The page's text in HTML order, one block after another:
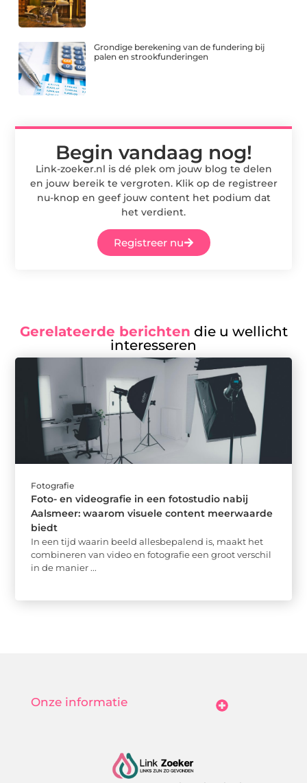
Grondige berekening van de fundering bij
palen en strookfunderingen
Begin vandaag nog!
Link-zoeker.nl is dé plek om jouw blog te delen
en jouw bereik te vergroten. Klik op de registreer
nu-knop en geef jouw content het podium dat
het verdient.
Registreer nu
Gerelateerde berichten die u wellicht
interesseren
Fotografie
Foto- en videografie in een fotostudio nabij
Aalsmeer: waarom visuele content meerwaarde
biedt
In een tijd waarin beeld allesbepalend is, maakt het
combineren van video en fotografie een groot verschil
in de manier ...
Onze informatie